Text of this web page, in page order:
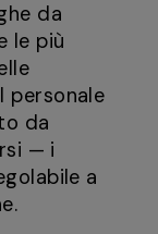
da
le più
personale
da
— i
a